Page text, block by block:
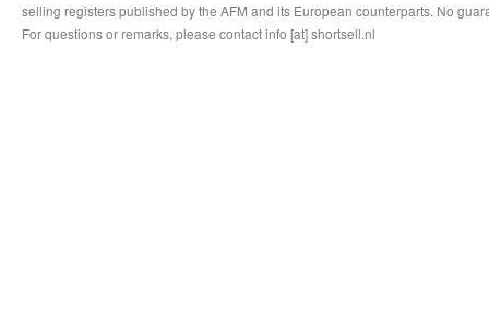
selling registers published by the AFM and its European counterparts. No
For questions or remarks, please contact info [at] shortsell.nl